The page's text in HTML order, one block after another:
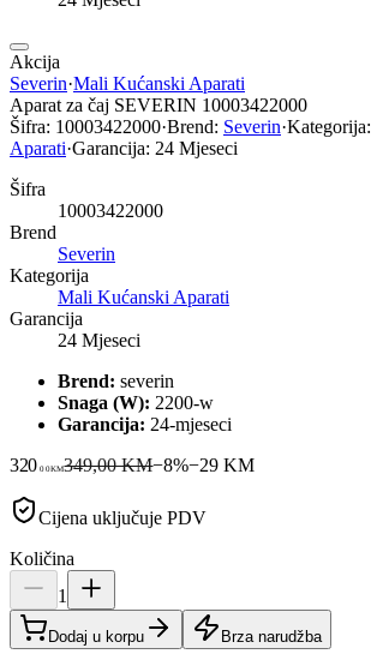
Akcija
Severin·Mali Kućanski Aparati
Aparat za čaj SEVERIN 10003422000
Šifra: 10003422000·Brend: Severin·Kategorija:
Aparati·Garancija: 24 Mjeseci
Šifra
10003422000
Brend
Severin
Kategorija
Mali Kućanski Aparati
Garancija
24 Mjeseci
Brend: severin
Snaga (W): 2200-w
Garancija: 24-mjeseci
320 00KM349,00 KM−8%−29 KM
Cijena uključuje PDV
Količina
1
Dodaj u korpu Brza narudžba